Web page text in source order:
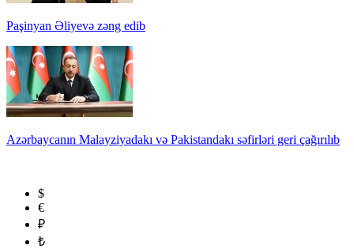
Paşinyan Əliyevə zəng edib
Azərbaycanın Malayziyadakı və Pakistandakı səfirləri geri çağırılıb
$
€
₽
₺